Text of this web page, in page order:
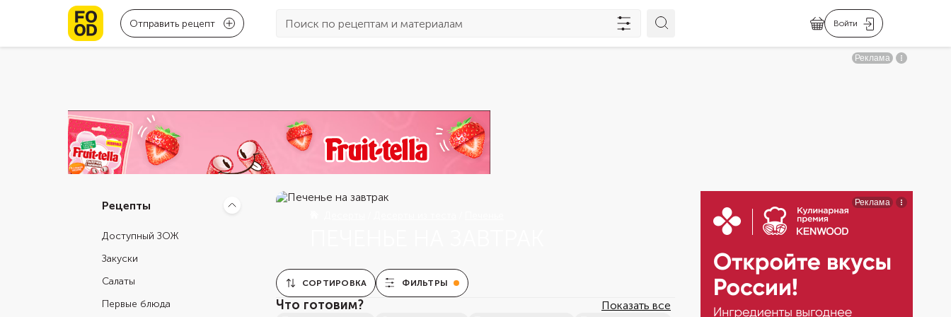
Отправить рецепт Войти
Рецепты
Доступный ЗОЖ
Закуски
Салаты
Первые блюда
СОРТИРОВКА ФИЛЬТРЫ
Что готовим? Показать все